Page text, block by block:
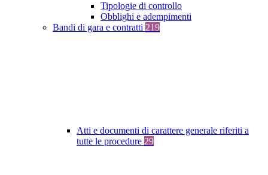
Tipologie di controllo
Obblighi e adempimenti
Bandi di gara e contratti 219
Atti e documenti di carattere generale riferiti a
tutte le procedure 29